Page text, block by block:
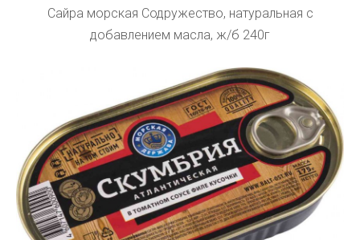
Сайра морская Содружество, натуральная с
добавлением масла, ж/б 240г